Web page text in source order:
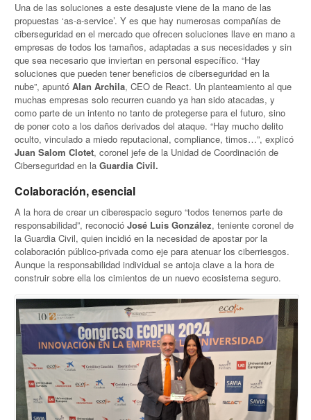
Una de las soluciones a este desajuste viene de la mano de las
propuestas ‘as-a-service’. Y es que hay numerosas compañías de
ciberseguridad en el mercado que ofrecen soluciones llave en mano a
empresas de todos los tamaños, adaptadas a sus necesidades y sin
que sea necesario que inviertan en personal específico. “Hay
soluciones que pueden tener beneficios de ciberseguridad en la
nube”, apuntóAlan Archila, CEO de React. Un planteamiento al que
muchas empresas solo recurren cuando ya han sido atacadas, y
como parte de un intento no tanto de protegerse para el futuro, sino
de poner coto a los daños derivados del ataque. “Hay mucho delito
oculto, vinculado a miedo reputacional, compliance, timos…”, explicó
Juan Salom Clotet, coronel jefe de la Unidad de Coordinación de
Ciberseguridad en laGuardia Civil.
Colaboración, esencial
A la hora de crear un ciberespacio seguro “todos tenemos parte de
responsabilidad”, reconocióJosé Luis González, teniente coronel de
la Guardia Civil, quien incidió en la necesidad de apostar por la
colaboración público-privada como eje para atenuar los ciberriesgos.
Aunque la responsabilidad individual se antoja clave a la hora de
construir sobre ella los cimientos de un nuevo ecosistema seguro.